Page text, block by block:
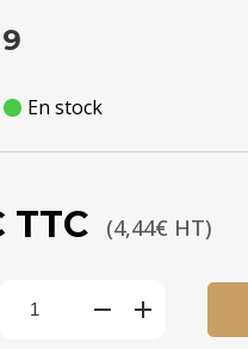
En stock
TTC (4,44€ HT)